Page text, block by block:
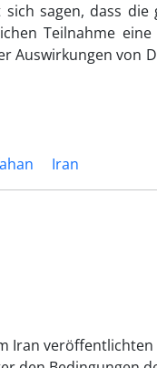
sagen, dass die
Teilnahme
Auswirkungen von
Iran
Iran veröffentlichten